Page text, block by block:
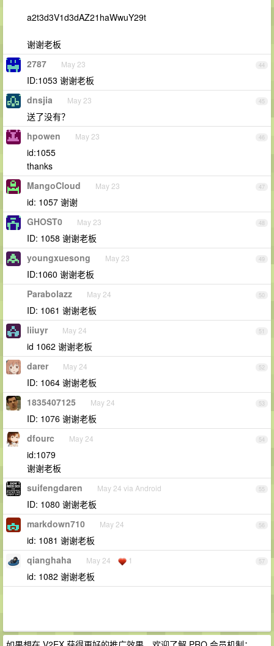
a2t3d3V1d3dAZ21haWwuY29t
谢谢老板
44
2787 May 23
ID:1053 谢谢老板
45
dnsjia May 23
送了没有？
46
hpowen May 23
id:1055
thanks
47
MangoCloud May 23
id: 1057 谢谢
48
GHOST0 May 23
ID: 1058 谢谢老板
49
youngxuesong May 23
ID:1060 谢谢老板
50
Parabolazz May 24
ID: 1061 谢谢老板
51
liiuyr May 24
id 1062 谢谢老板
52
darer May 24
ID: 1064 谢谢老板
53
1835407125 May 24
ID: 1076 谢谢老板
54
dfourc May 24
id:1079
谢谢老板
55
suifengdaren May 24 via Android
ID: 1080 谢谢老板
56
markdown710 May 24
id: 1081 谢谢老板
57
qianghaha May 24 1
id: 1082 谢谢老板